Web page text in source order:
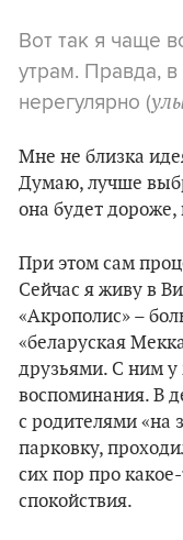
Вот так я чаще
утрам. Правда,
нерегулярно (
Мне не близка
Думаю, лучше
она будет дороже,
При этом сам
Сейчас я живу в
«Акрополис» –
«беларуская
друзьями. С ним у
воспоминания. В
с родителями «на
парковку,
сих пор про
спокойствия.